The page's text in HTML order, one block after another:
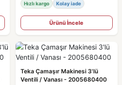
Hızlı kargo Kolay iade
Ürünü İncele
Teka Çamaşır Makinesi 3'lü
Ventili / Vanası - 2005680400